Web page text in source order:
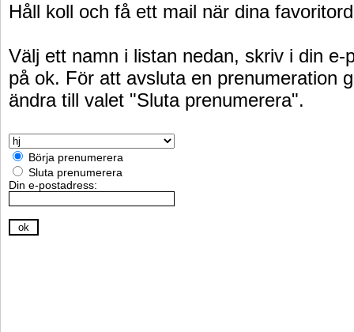
Håll koll och få ett mail när dina
Välj ett namn i listan nedan, skriv i din e-
på ok. För att avsluta en prenumeration
ändra till valet "Sluta prenumerera".
Börja prenumerera
Sluta prenumerera
Din e-postadress: